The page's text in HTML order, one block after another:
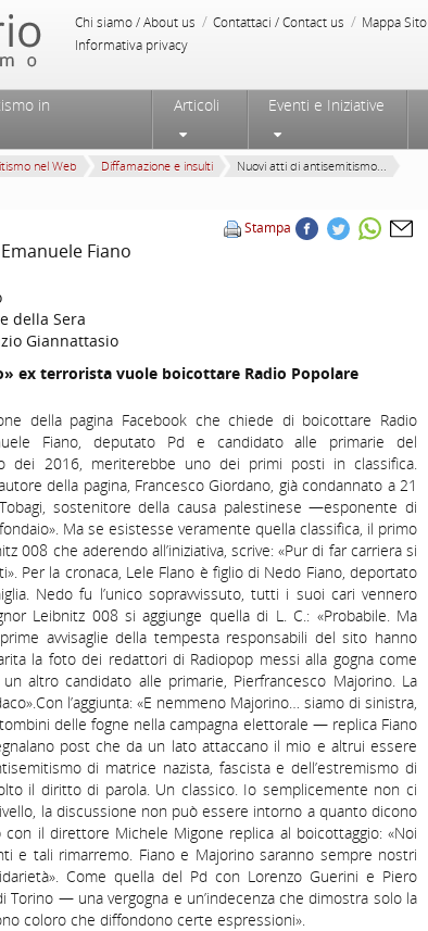
Chi siamo / About us / Contattaci / Contact us / Mappa Sito
Informativa privacy
in
Articoli Eventi e Iniziative
nel Web Diffamazione e insulti Nuovi atti di antisemitismo...
Stampa
Fiano
della Sera
Giannattasio
ex terrorista vuole boicottare Radio Popolare
della pagina Facebook che chiede di boicottare Radio
Fiano, deputato Pd e candidato alle primarie del
dei 2016, meriterebbe uno dei primi posti in classifica.
della pagina, Francesco Giordano, già condannato a 21
sostenitore della causa palestinese —esponente di
Ma se esistesse veramente quella classifica, il primo
008 che aderendo all’iniziativa, scrive: «Pur di far carriera si
Per la cronaca, Lele Flano è figlio di Nedo Fiano, deportato
Nedo fu l’unico sopravvissuto, tutti i suoi cari vennero
Leibnitz 008 si aggiunge quella di L. C.: «Probabile. Ma
avvisaglie della tempesta responsabili del sito hanno
la foto dei redattori di Radiopop messi alla gogna come
altro candidato alle primarie, Pierfrancesco Majorino. La
l’aggiunta: «E nemmeno Majorino… siamo di sinistra,
delle fogne nella campagna elettorale — replica Fiano
post che da un lato attaccano il mio e altrui essere
di matrice nazista, fascista e dell’estremismo di
il diritto di parola. Un classico. Io semplicemente non ci
la discussione non può essere intorno a quanto dicono
il direttore Michele Migone replica al boicottaggio: «Noi
e tali rimarremo. Fiano e Majorino saranno sempre nostri
Come quella del Pd con Lorenzo Guerini e Piero
— una vergogna e un’indecenza che dimostra solo la
coloro che diffondono certe espressioni».